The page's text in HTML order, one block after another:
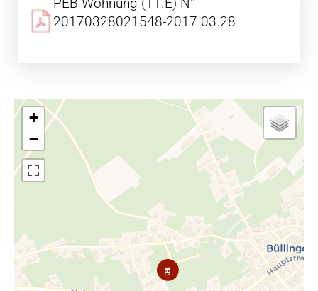
PEB-Wohnung (11.E)-N°
20170328021548-2017.03.28
+
−